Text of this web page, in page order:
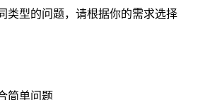
类型的问题，请根据你的需求选择
简单问题